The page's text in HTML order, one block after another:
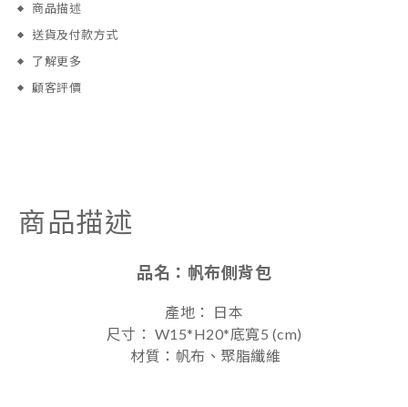
商品描述
送貨及付款方式
了解更多
顧客評價
商品描述
品名： 帆布側背包
產地： 日本
尺寸： W15*H20*底寬5 (cm)
材質：帆布、聚脂纖維